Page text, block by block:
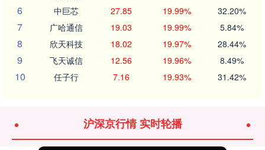
6 中巨芯 27.85 19.99% 32.20%
7 广哈通信 19.03 19.99% 5.84%
8 欣天科技 18.02 19.97% 28.44%
9 飞天诚信 12.56 19.96% 8.49%
10 任子行 7.16 19.93% 31.42%
沪深京行情 实时轮播